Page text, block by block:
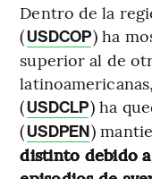
Dentro de la
(USDCOP) ha
superior al de
(USDCLP) ha
(USDPEN)
distinto debido